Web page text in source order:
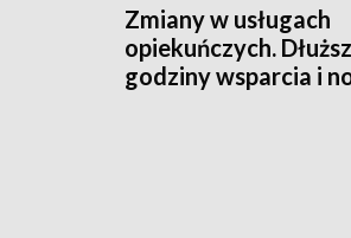
Zmiany w usługach
opiekuńczych.
godziny wsparcia i